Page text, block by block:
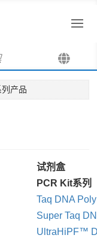

产品
试剂盒
PCR Kit系列
Taq DNA
Super Taq
UltraHiPF™